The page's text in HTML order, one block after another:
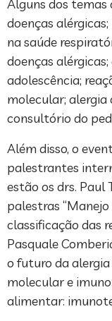
Alguns dos temas
doenças
na saúde
doenças
adolescência;
molecular; alergia
consultório do
Além disso, o
palestrantes
estão os drs. Paul
palestras
classificação das
Pasquale
o futuro da
molecular e
alimentar: